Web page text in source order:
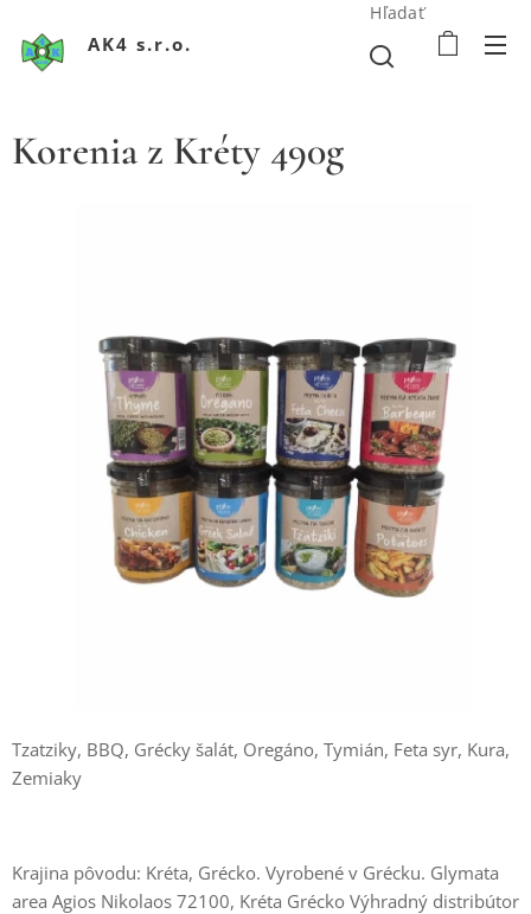
AK4 s.r.o.
Hľadať
Korenia z Kréty 490g
Tzatziky, BBQ, Grécky šalát, Oregáno, Tymián, Feta syr, Kura,
Zemiaky
Krajina pôvodu: Kréta, Grécko. Vyrobené v Grécku. Glymata
area Agios Nikolaos 72100, Kréta Grécko Výhradný distribútor